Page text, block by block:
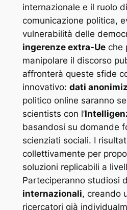
internazionale e il ruolo
comunicazione politica,
vulnerabilità delle
ingerenze extra-Ueche
manipolare il discorso
affronterà queste sfide
innovativo: dati
politico online saranno
scientists con l’
basandosi su domande
scienziati sociali. I
collettivamente per
soluzioni replicabili a
Parteciperanno studiosi
internazionali, creando
ricercatori già